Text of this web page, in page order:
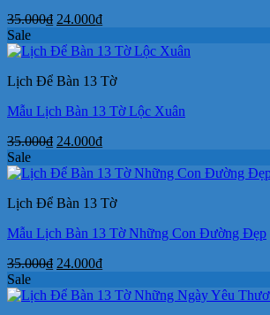
35.000₫ Giá
là:
24.000₫Giá
tại
24.000₫.
Sale
Lịch Để Bàn 13 Tờ
Mẫu Lịch Bàn 13 Tờ Lộc Xuân
35.000₫ Giá
là:
24.000₫Giá
tại
24.000₫.
Sale
Lịch Để Bàn 13 Tờ
Mẫu Lịch Bàn 13 Tờ Những Con Đường Đẹp
35.000₫ Giá
là:
24.000₫Giá
tại
Sale